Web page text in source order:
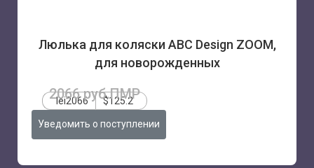
Люлька для коляски ABC Design ZOOM,
для новорожденных
2066 руб.ПМР
lei2066 $125.2
Уведомить о поступлении